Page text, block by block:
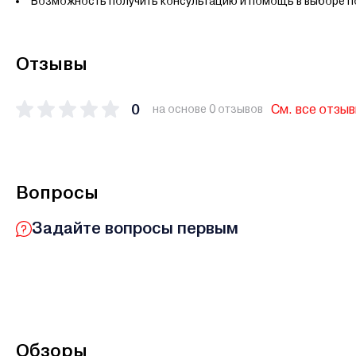
Отзывы
0 на основе 0 отзывов См. все
Вопросы
Задайте вопросы первым
Обзоры